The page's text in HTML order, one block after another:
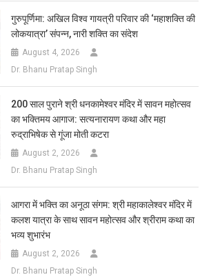
गुरुपूर्णिमा: अखिल विश्व गायत्री परिवार की ‘महाशक्ति की
लोकयात्रा’ संपन्न, नारी शक्ति का संदेश
August 4, 2026
Dr. Bhanu Pratap Singh
200 साल पुराने श्री धनकामेश्वर मंदिर में सावन महोत्सव
का भक्तिमय आगाज: सत्यनारायण कथा और महा
रुद्राभिषेक से गूंजा मोती कटरा
August 2, 2026
Dr. Bhanu Pratap Singh
आगरा में भक्ति का अनूठा संगम: श्री महाकालेश्वर मंदिर में
कलश यात्रा के साथ सावन महोत्सव और श्रीराम कथा का
भव्य शुभारंभ
August 2, 2026
Dr. Bhanu Pratap Singh